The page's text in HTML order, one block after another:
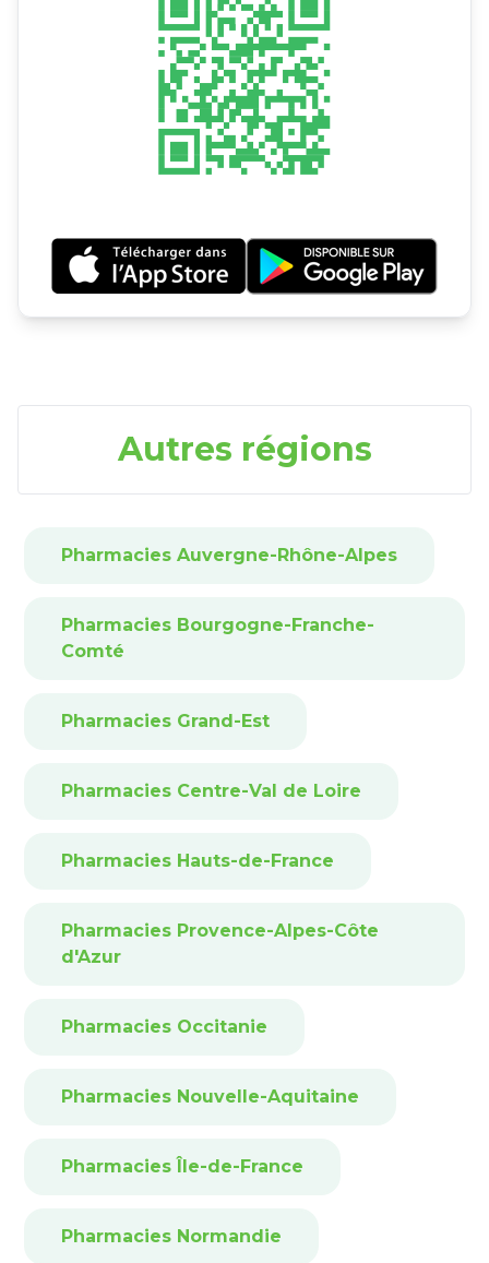
Autres régions
Pharmacies Auvergne-Rhône-Alpes
Pharmacies Bourgogne-Franche-
Comté
Pharmacies Grand-Est
Pharmacies Centre-Val de Loire
Pharmacies Hauts-de-France
Pharmacies Provence-Alpes-Côte
d'Azur
Pharmacies Occitanie
Pharmacies Nouvelle-Aquitaine
Pharmacies Île-de-France
Pharmacies Normandie